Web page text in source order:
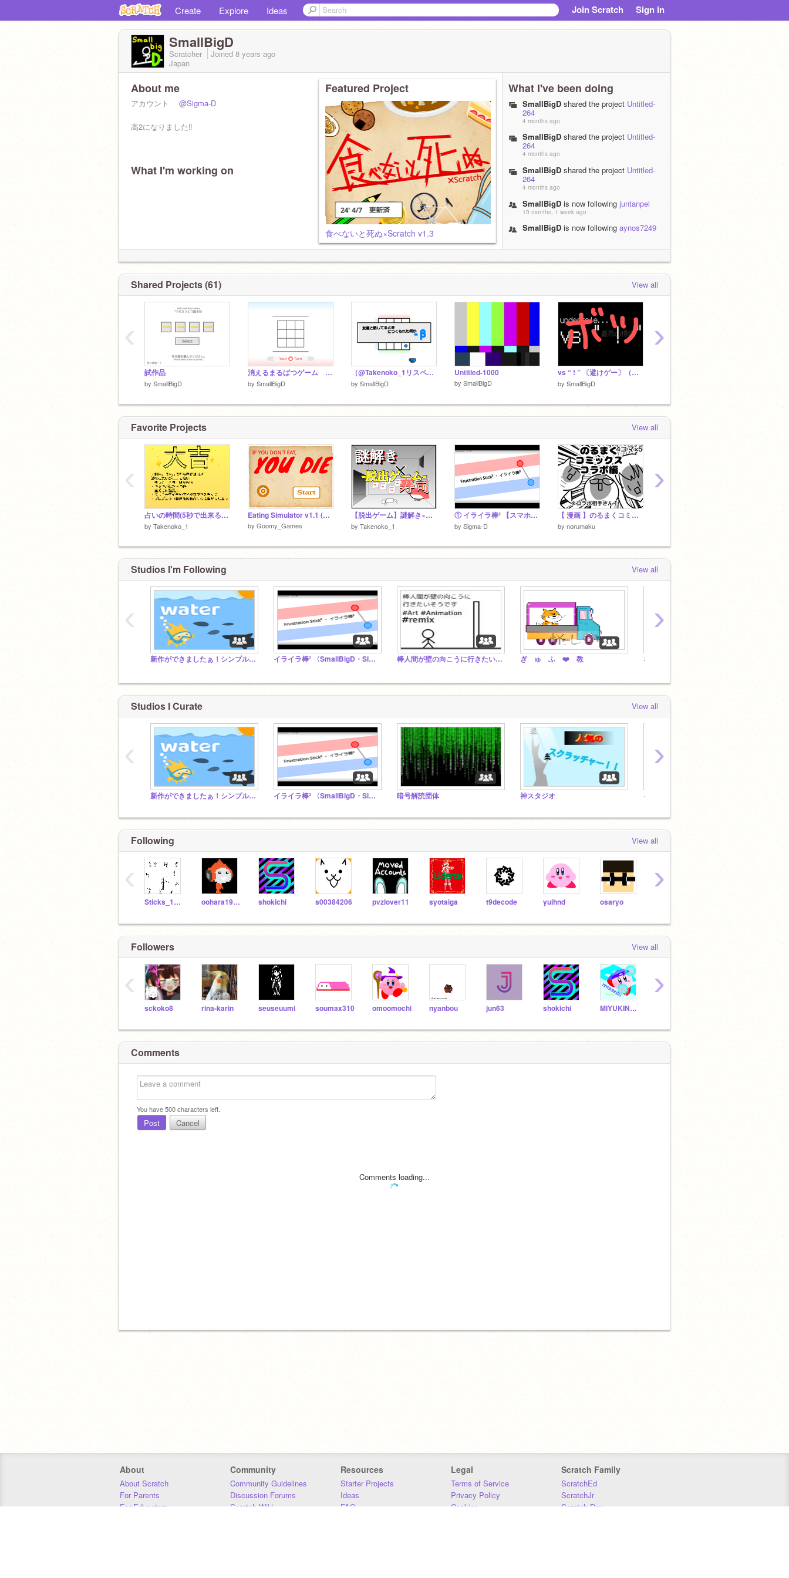
Create Explore Ideas Join Scratch Sign in
SmallBigD
Scratcher Joined 8 years ago
Japan
About me
アカウント @Sigma-D
高2になりました‼️
What I'm working on
Featured Project
食べないと死ぬ×Scratch v1.3
What I've been doing
SmallBigD shared the project Untitled-
264
4 months ago
SmallBigD shared the project Untitled-
264
4 months ago
SmallBigD shared the project Untitled-
264
4 months ago
SmallBigD is now following juntanpei
10 months, 1 week ago
SmallBigD is now following aynos7249
SmallBigDshared the project試作品
10 months, 3 weeks ago
Shared Projects (61) View all
試作品
by SmallBigD
消えるまるばつゲーム 試作品
by SmallBigD
（@Takenoko_1リスペクト）友達と話してるときにつくられた何か - β
by SmallBigD
Untitled-1000
by SmallBigD
vs “ ! ” 〔避けゲー〕（ボツ作品）
by SmallBigD
‹ ›
Favorite Projects View all
占いの時間(5秒で出来るよ)
by Takenoko_1
Eating Simulator v1.1 (English Version)
by Goomy_Games
【脱出ゲーム】謎解き×寿司
by Takenoko_1
① イライラ棒² 【スマホOK】ver 1.1
by Sigma-D
【 漫画 】のるまくコミックス コラボ編
by norumaku
‹ ›
Studios I'm Following View all
新作ができましたぁ！シンプルなゲームですっ^^【拡散する人は神】 イライラ棒² 〈SmallBigD・Sigma-D〉 棒人間が壁の向こうに行きたいそうです【参加型・リミックス希望】 ぎ ゅ ふ ❤️ 教 なんでもいれて++!!!!!
‹ ›
Studios I Curate View all
新作ができましたぁ！シンプルなゲームですっ^^【拡散する人は神】 イライラ棒² 〈SmallBigD・Sigma-D〉 暗号解読団体 神スタジオ
‹ ›
Following View all
Sticks_1458 oohara1910 shokichi s00384206 pvzlover11 syotaiga t9decode yuihnd osaryo
‹ ›
Followers View all
sckoko8 rina-karin seuseuumi soumax310 omoomochi nyanbou jun63 shokichi MIYUKINNGU
‹ ›
Comments
You have500characters left.
Post Cancel
Comments loading...
About
About Scratch
For Parents
For Educators
Community
Community Guidelines
Discussion Forums
Scratch Wiki
Resources
Starter Projects
Ideas
FAQ
Legal
Terms of Service
Privacy Policy
Cookies
Scratch Family
ScratchEd
ScratchJr
Scratch Day